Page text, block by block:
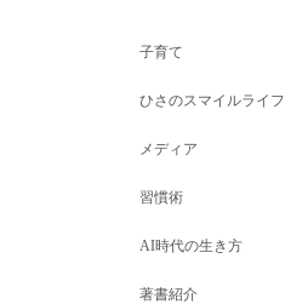
子育て
ひさのスマイルライフ
メディア
習慣術
AI時代の生き方
著書紹介